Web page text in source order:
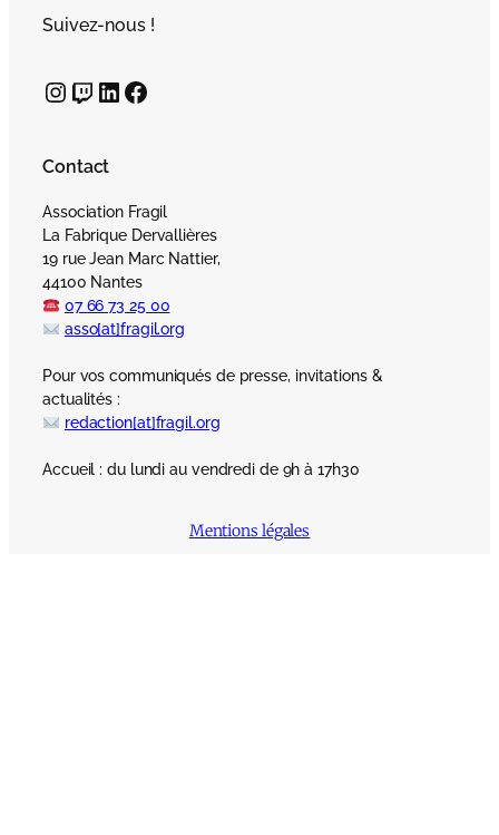
Suivez-nous !
InstagramTwitch LinkedIn Facebook
Contact
Association Fragil
La Fabrique Dervallières
19 rue Jean Marc Nattier,
44100 Nantes
07 66 73 25 00
asso[at]fragil.org
Pour vos communiqués de presse, invitations &
actualités :
redaction[at]fragil.org
Accueil : du lundi au vendredi de 9h à 17h30
Mentions légales